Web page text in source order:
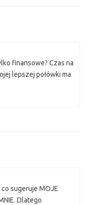
finansowe? Czas na
lepszej połówki ma
sugeruje MOJE
Dlatego